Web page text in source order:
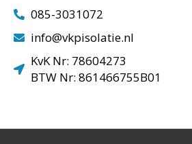
085-3031072
info@vkpisolatie.nl
KvK Nr: 78604273
BTW Nr: 861466755B01